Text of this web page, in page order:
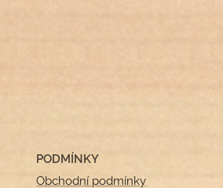
PODMÍNKY
Obchodní podmínky